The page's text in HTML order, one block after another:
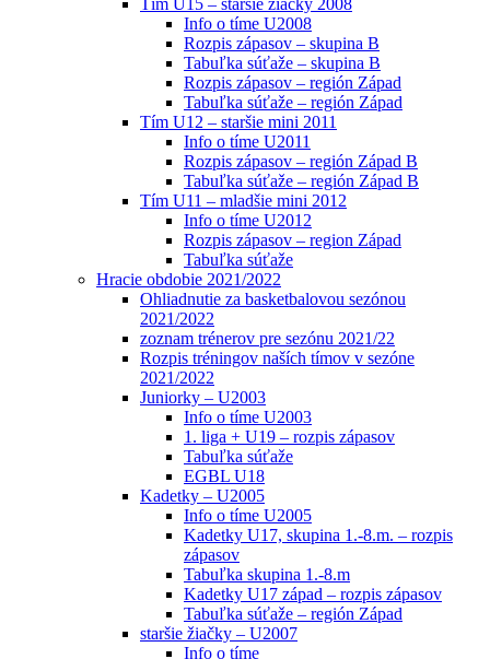
Info o tíme U2008
Rozpis zápasov – skupina B
Tabuľka súťaže – skupina B
Rozpis zápasov – región Západ
Tabuľka súťaže – región Západ
Tím U12 – staršie mini 2011
Info o tíme U2011
Rozpis zápasov – región Západ B
Tabuľka súťaže – región Západ B
Tím U11 – mladšie mini 2012
Info o tíme U2012
Rozpis zápasov – region Západ
Tabuľka súťaže
Hracie obdobie 2021/2022
Ohliadnutie za basketbalovou sezónou
2021/2022
zoznam trénerov pre sezónu 2021/22
Rozpis tréningov naších tímov v sezóne
2021/2022
Juniorky – U2003
Info o tíme U2003
1. liga + U19 – rozpis zápasov
Tabuľka súťaže
EGBL U18
Kadetky – U2005
Info o tíme U2005
Kadetky U17, skupina 1.-8.m. – rozpis
zápasov
Tabuľka skupina 1.-8.m
Kadetky U17 západ – rozpis zápasov
Tabuľka súťaže – región Západ
staršie žiačky – U2007
Info o tíme